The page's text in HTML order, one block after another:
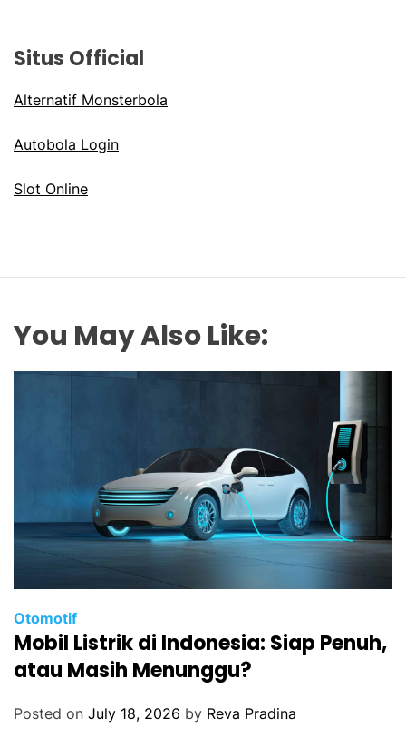
Situs Official
Alternatif Monsterbola
Autobola Login
Slot Online
You May Also Like:
Otomotif
Mobil Listrik di Indonesia: Siap Penuh,
atau Masih Menunggu?
Posted on July 18, 2026 by Reva Pradina